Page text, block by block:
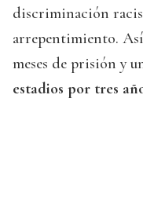
discriminación
arrepentimiento.
meses de prisión y
estadios por tres